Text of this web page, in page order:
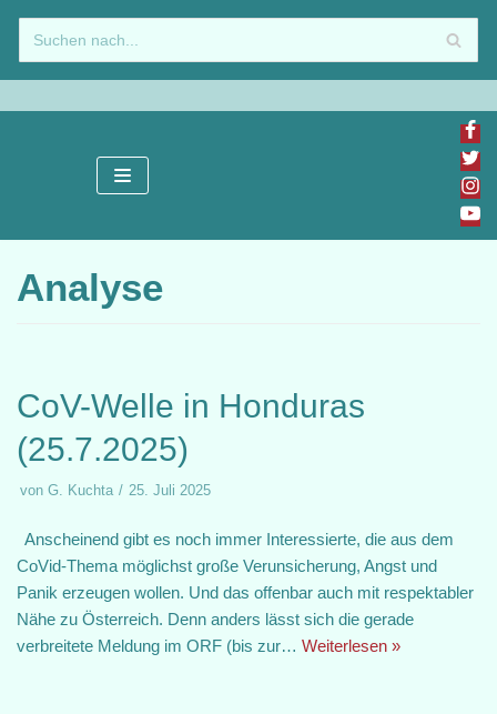
Zum
Inhalt
springen
Analyse
CoV-Welle in Honduras
(25.7.2025)
von G. Kuchta 25. Juli 2025
Anscheinend gibt es noch immer Interessierte, die aus dem
CoVid-Thema möglichst große Verunsicherung, Angst und
Panik erzeugen wollen. Und das offenbar auch mit respektabler
Nähe zu Österreich. Denn anders lässt sich die gerade
verbreitete Meldung im ORF (bis zur… Weiterlesen »